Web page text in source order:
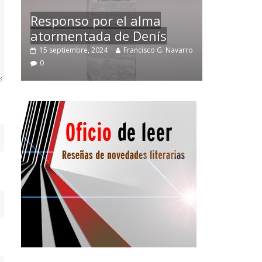
Temprano oficio de lector
2 noviembre, 2024
Francisco G. Navarro